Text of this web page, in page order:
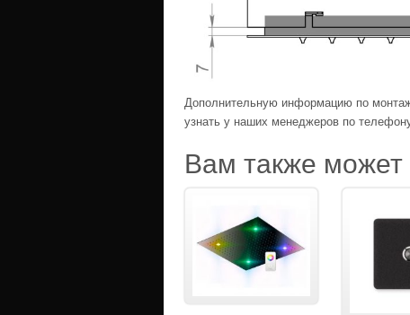
Дополнительную информацию по
узнать у наших менеджеров по
Вам также